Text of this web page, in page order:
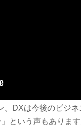
、DXは今後のビジ
という声もありま